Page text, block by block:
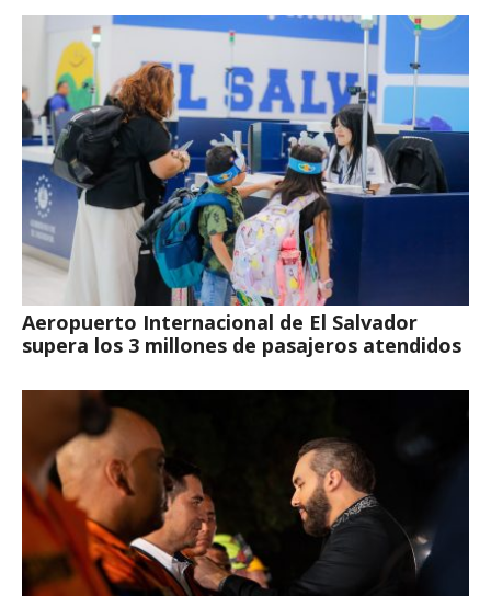
Aeropuerto Internacional de El Salvador
supera los 3 millones de pasajeros atendidos